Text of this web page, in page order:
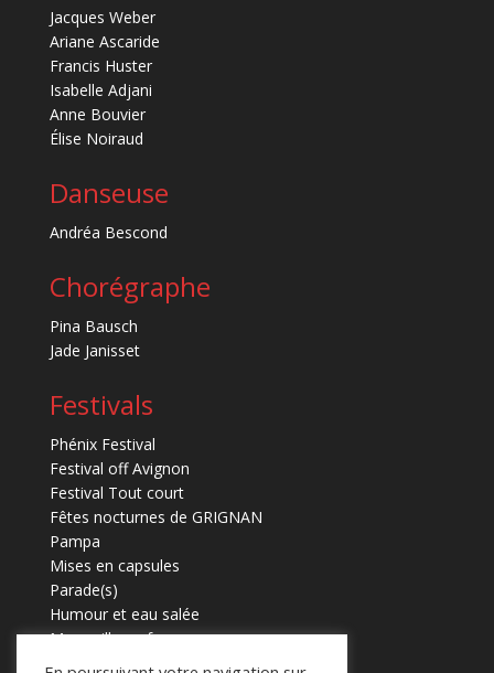
Jacques Weber
Ariane Ascaride
Francis Huster
Isabelle Adjani
Anne Bouvier
Élise Noiraud
Danseuse
Andréa Bescond
Chorégraphe
Pina Bausch
Jade Janisset
Festivals
Phénix Festival
Festival off Avignon
Festival Tout court
Fêtes nocturnes de GRIGNAN
Pampa
Mises en capsules
Parade(s)
Humour et eau salée
Marmaille en fugues